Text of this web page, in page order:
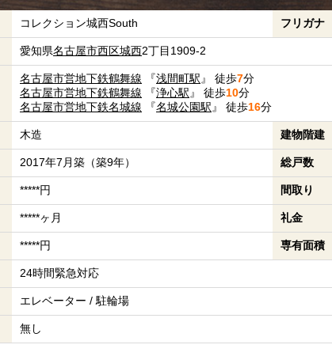
コレクション城西South フリガナ
愛知県名古屋市西区城西2丁目1909-2
名古屋市営地下鉄鶴舞線 『浅間町駅 』 徒歩7分
名古屋市営地下鉄鶴舞線 『浄心駅 』 徒歩10分
名古屋市営地下鉄名城線 『名城公園駅 』 徒歩16分
木造 建物階建
2017年7月築（築9年） 総戸数
*****円 間取り
*****ヶ月 礼金
*****円 専有面積
24時間緊急対応
エレベーター / 駐輪場
無し